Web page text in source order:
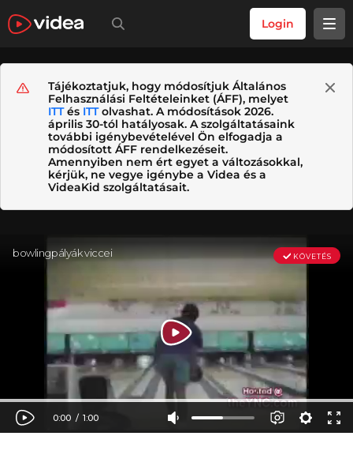
Login
Tájékoztatjuk, hogy módosítjuk Általános
Felhasználási Feltételeinket (ÁFF), melyet
ITTés ITTolvashat. A módosítások 2026.
április 30-tól hatályosak. A szolgáltatásaink
további igénybevételével Ön elfogadja a
módosított ÁFF rendelkezéseit.
Amennyiben nem ért egyet a változásokkal,
kérjük, ne vegye igénybe a Videa és a
VideaKid szolgáltatásait.